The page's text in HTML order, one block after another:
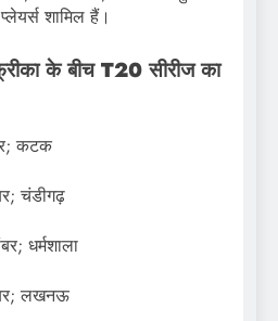
शामिल हैं।
के बीच T20 सीरीज का
कटक
चंडीगढ़
धर्मशाला
लखनऊ